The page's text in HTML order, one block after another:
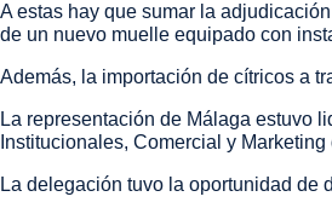
A estas hay que sumar la
de un nuevo muelle equipado con
Además, la importación de cítricos a
La representación de Málaga estuvo
Institucionales, Comercial y
La delegación tuvo la oportunidad de